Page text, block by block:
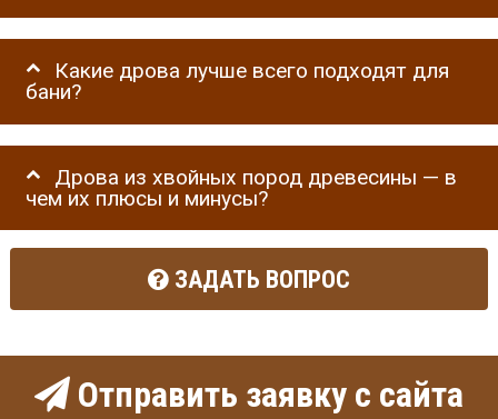
Какие дрова лучше всего подходят для
бани?
Дрова из хвойных пород древесины — в
чем их плюсы и минусы?
ЗАДАТЬ ВОПРОС
Отправить заявку с сайта